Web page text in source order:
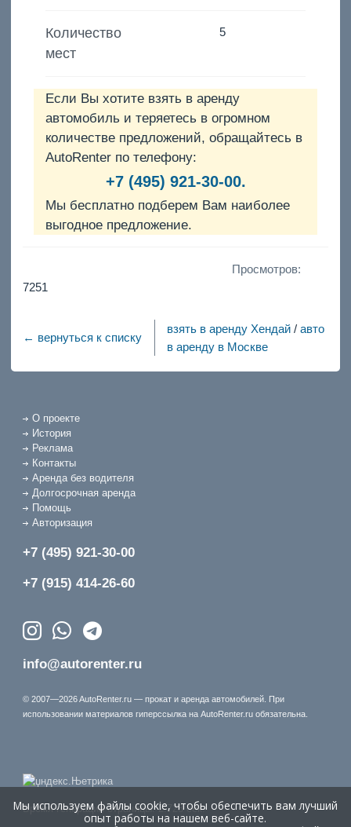
Количество
мест
5
Если Вы хотите взять в аренду
автомобиль и теряетесь в огромном
количестве предложений, обращайтесь в
AutoRenter по телефону:
+7 (495) 921-30-00.
Мы бесплатно подберем Вам наиболее
выгодное предложение.
Просмотров:
7251
← вернуться к списку
взять в аренду Хендай /авто
в аренду в Москве
О проекте
История
Реклама
Контакты
Аренда без водителя
Долгосрочная аренда
Помощь
Авторизация
+7 (495) 921-30-00
+7 (915) 414-26-60
info@autorenter.ru
© 2007—2026 AutoRenter.ru — прокат и аренда автомобилей. При
использовании материалов гиперссылка на AutoRenter.ru обязательна.
Время генерации страницы: 2.728 сек.
Мы используем файлы cookie, чтобы обеспечить вам лучший
опыт работы на нашем веб-сайте.